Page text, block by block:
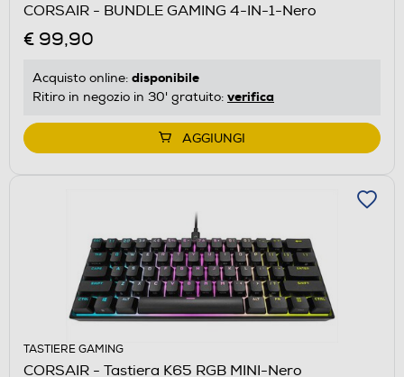
CORSAIR - BUNDLE GAMING 4-IN-1-Nero
€ 99,90
Acquisto online: disponibile
Ritiro in negozio in 30' gratuito: verifica
AGGIUNGI
TASTIERE GAMING
CORSAIR - Tastiera K65 RGB MINI-Nero